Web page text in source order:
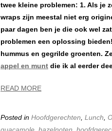
twee kleine problemen: 1. Als je
wraps zijn meestal niet erg
paar dagen ben je die ook wel
problemen een oplossing
hummus en gegrilde groenten.
appel en munt die ik al eerder
READ MORE
Posted in Hoofdgerechten Lunch